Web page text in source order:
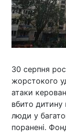
30 серпня
жорстокого
атаки
вбито дитину
люди у
поранені.